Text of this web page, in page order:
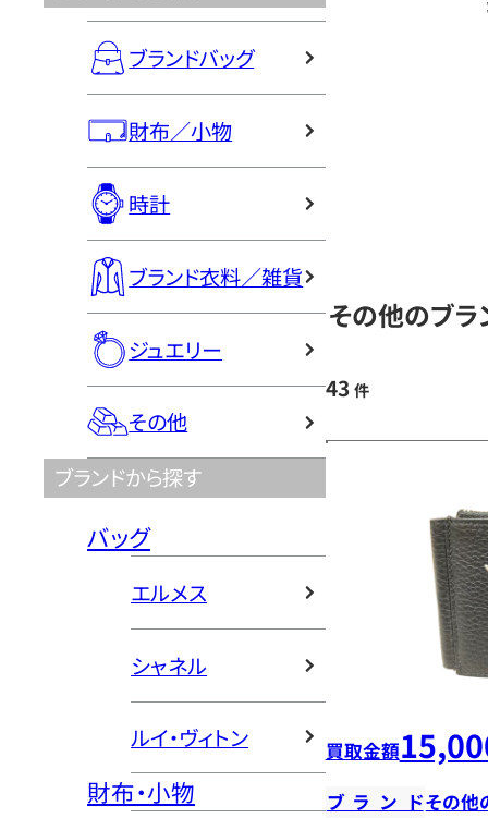
ブランドバッグ
財布／小物
時計
ブランド衣料／雑貨
ジュエリー
その他
ブランドから探す
バッグ
エルメス
シャネル
ルイ・ヴィトン
財布・小物
その他のブラ
43 件
買取金額
ブランドその他